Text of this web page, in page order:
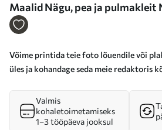
Maalid Nägu, pea ja pulmakleit
Võime printida teie foto lõuendile või
üles ja kohandage seda meie redaktoris
Valmis
kohaletoimetamiseks
1–3 tööpäeva jooksul